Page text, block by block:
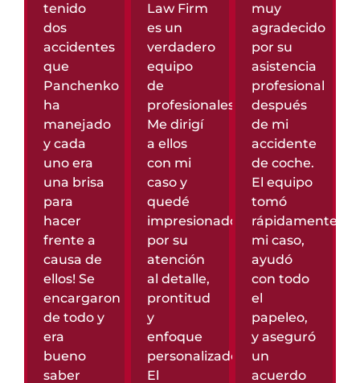
tenido
dos
accidentes
que
Panchenko
ha
manejado
y cada
uno era
una brisa
para
hacer
frente a
causa de
ellos! Se
encargaron
de todo y
era
bueno
saber
Law Firm
es un
verdadero
equipo
de
profesionales!
Me dirigí
a ellos
con mi
caso y
quedé
impresionado
por su
atención
al detalle,
prontitud
y
enfoque
personalizado.
El
muy
agradecido
por su
asistencia
profesional
después
de mi
accidente
de coche.
El equipo
tomó
rápidamente
mi caso,
ayudó
con todo
el
papeleo,
y aseguró
un
acuerdo